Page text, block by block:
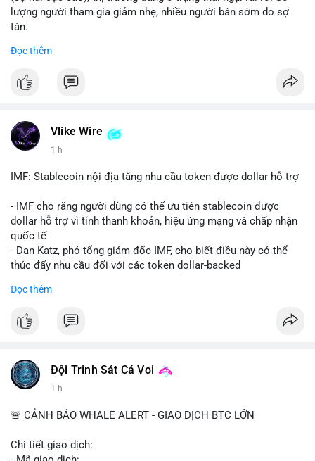
lượng người tham gia giảm nhẹ, nhiều người bán sớm do sợ
tàn.
📈 XU HƯỚNG TÌM KIẾM & THẢO LUẬN: Biconomy (BICO),
coin được tìm kiếm nhiều nhất. Chủ đề NFT (Pudgy Penguins),
💬 DÒNG CHẢY TIN TỨC & TRUYỀN THÔNG: Bàn tán trên
Binance Square tập trung vào lệnh kẹp, dự báo NVDA và Musk
luận về Clearity Act.
💡 NHẬN ĐỊNH & KHUYẾN NGHỊ: Tâm lý ngắn hạn vẫn tiêu
cực do sợ hãi, nhưng xu hướng coin nhỏ và tin tức AI/NVIDA
có thể tạo cơ hội mua sớm. Cần theo dõi sự thay đổi trong
chính sách crypto Mỹ.
Đọc thêm
Vlike Wire
1 h
IMF: Stablecoin nội địa tăng nhu cầu token được dollar hỗ trợ
- IMF cho rằng người dùng có thể ưu tiên stablecoin được
dollar hỗ trợ vì tính thanh khoản, hiệu ứng mạng và chấp nhận
quốc tế
- Dan Katz, phó tổng giám đốc IMF, cho biết điều này có thể
thúc đẩy nhu cầu đối với các token dollar-backed
triển stablecoin nội địa
$btc $eth
📰 Nguồn: Cointelegraph
Đọc thêm
Đội Trinh Sát Cá Voi
1 h
🚨 CẢNH BÁO WHALE ALERT - GIAO DỊCH BTC LỚN
Chi tiết giao dịch: